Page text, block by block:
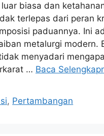
biasa dan
terlepas dari peran
paduannya. Ini
metalurgi modern.
menyadari
… Baca
, Pertambangan